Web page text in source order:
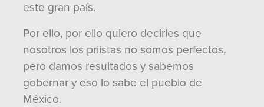
este gran país.
Por ello, por ello quiero decirles que
nosotros los priistas no somos perfectos,
pero damos resultados y sabemos
gobernar y eso lo sabe el pueblo de
México.